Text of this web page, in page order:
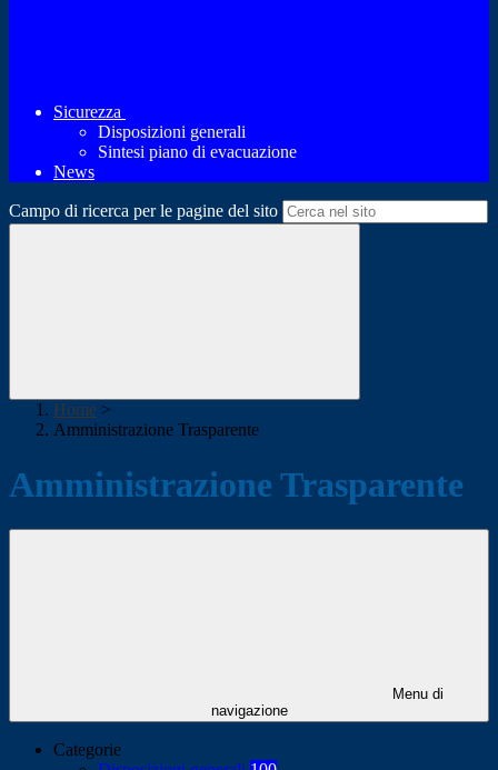
Sicurezza
Disposizioni generali
Sintesi piano di evacuazione
News
Campo di ricerca per le pagine del sito
Home >
Amministrazione Trasparente
Amministrazione Trasparente
Menu di
navigazione
Categorie